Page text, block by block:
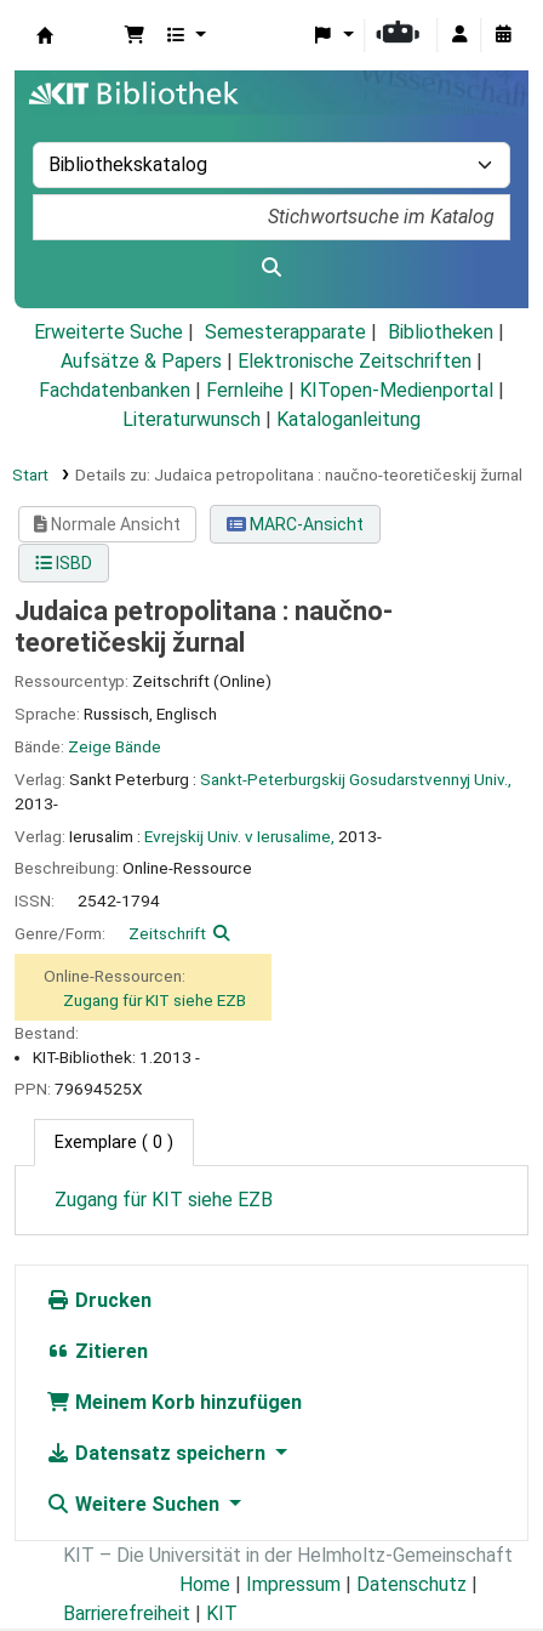
Erweiterte Suche Semesterapparate
Bibliotheken
Aufsätze & Papers
Elektronische Zeitschriften
Fachdatenbanken
Fernleihe KITopen-Medienportal
Literaturwunsch
Kataloganleitung
Start Details zu: Judaica petropolitana : naučno-teoretičeskij žurnal
Normale Ansicht
MARC-Ansicht
ISBD
Judaica petropolitana : naučno-
teoretičeskij žurnal
Ressourcentyp: Zeitschrift (Online)
Sprache: Russisch Englisch
Bände: Zeige Bände
Verlag: Sankt Peterburg : Sankt-Peterburgskij Gosudarstvennyj Univ.,
2013-
Verlag: Ierusalim : Evrejskij Univ. v Ierusalime, 2013-
Beschreibung: Online-Ressource
ISSN:
2542-1794
Genre/Form:
Zeitschrift
Online-Ressourcen:
Zugang für KIT siehe EZB
Bestand:
KIT-Bibliothek: 1.2013 -
PPN: 79694525X
Exemplare ( 0 )
Zugang für KIT siehe EZB
Drucken
Zitieren
Meinem Korb hinzufügen
Datensatz speichern
Weitere Suchen
KIT – Die Universität in der Helmholtz-Gemeinschaft
Home | Impressum | Datenschutz |
Barrierefreiheit | KIT